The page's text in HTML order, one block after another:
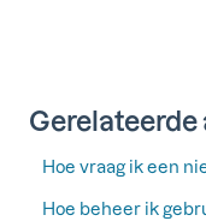
Gerelateerde
Hoe vraag ik een
Hoe beheer ik